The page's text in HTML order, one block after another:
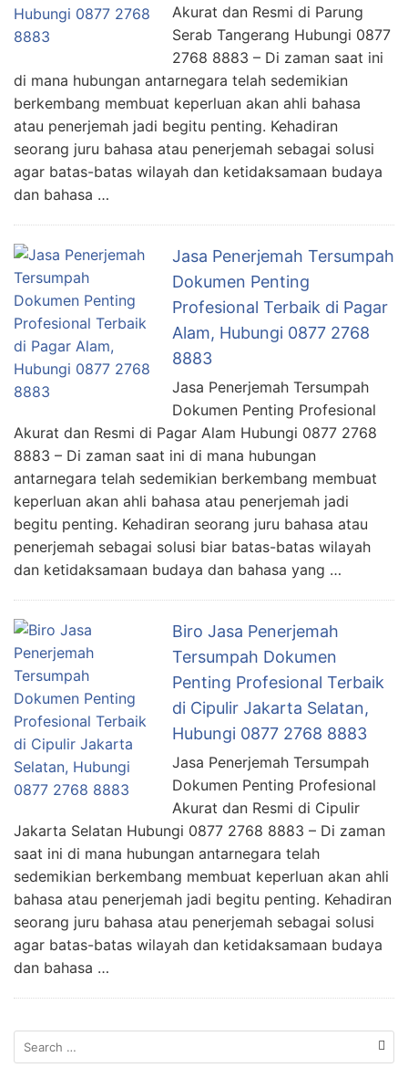
Akurat dan Resmi di Parung
Serab Tangerang Hubungi 0877
2768 8883 – Di zaman saat ini
di mana hubungan antarnegara telah sedemikian
berkembang membuat keperluan akan ahli bahasa
atau penerjemah jadi begitu penting. Kehadiran
seorang juru bahasa atau penerjemah sebagai solusi
agar batas-batas wilayah dan ketidaksamaan budaya
dan bahasa …
Jasa Penerjemah Tersumpah
Dokumen Penting
Profesional Terbaik di Pagar
Alam, Hubungi 0877 2768
8883
Jasa Penerjemah Tersumpah
Dokumen Penting Profesional
Akurat dan Resmi di Pagar Alam Hubungi 0877 2768
8883 – Di zaman saat ini di mana hubungan
antarnegara telah sedemikian berkembang membuat
keperluan akan ahli bahasa atau penerjemah jadi
begitu penting. Kehadiran seorang juru bahasa atau
penerjemah sebagai solusi biar batas-batas wilayah
dan ketidaksamaan budaya dan bahasa yang …
Biro Jasa Penerjemah
Tersumpah Dokumen
Penting Profesional Terbaik
di Cipulir Jakarta Selatan,
Hubungi 0877 2768 8883
Jasa Penerjemah Tersumpah
Dokumen Penting Profesional
Akurat dan Resmi di Cipulir
Jakarta Selatan Hubungi 0877 2768 8883 – Di zaman
saat ini di mana hubungan antarnegara telah
sedemikian berkembang membuat keperluan akan ahli
bahasa atau penerjemah jadi begitu penting. Kehadiran
seorang juru bahasa atau penerjemah sebagai solusi
agar batas-batas wilayah dan ketidaksamaan budaya
dan bahasa …
Search
for: